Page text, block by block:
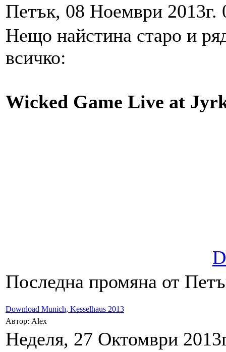
Петък, 08 Ноември 2013г.
Нещо найстина старо и
всичко:
Wicked Game Live at
Последна промяна от
Download Munich, Kesselhaus 2013
Автор: Alex
Неделя, 27 Октомври